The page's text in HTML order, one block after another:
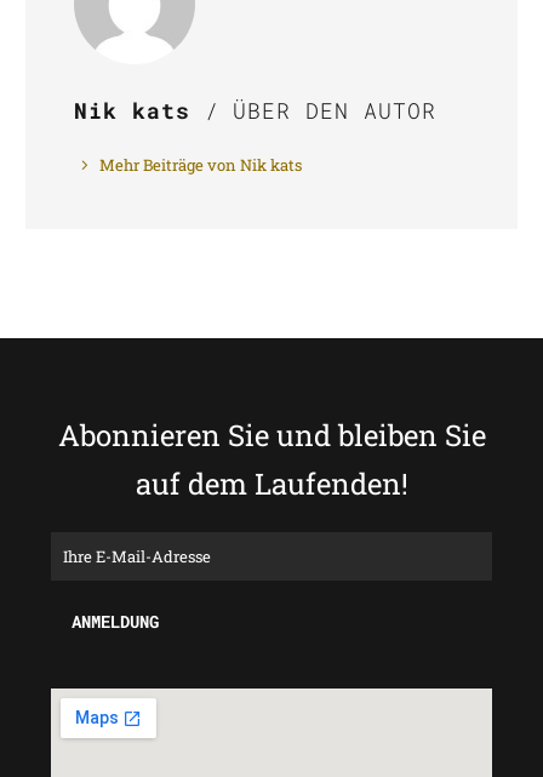
Nik kats / ÜBER DEN AUTOR
Mehr Beiträge von Nik kats
Abonnieren Sie und bleiben Sie
auf dem Laufenden!